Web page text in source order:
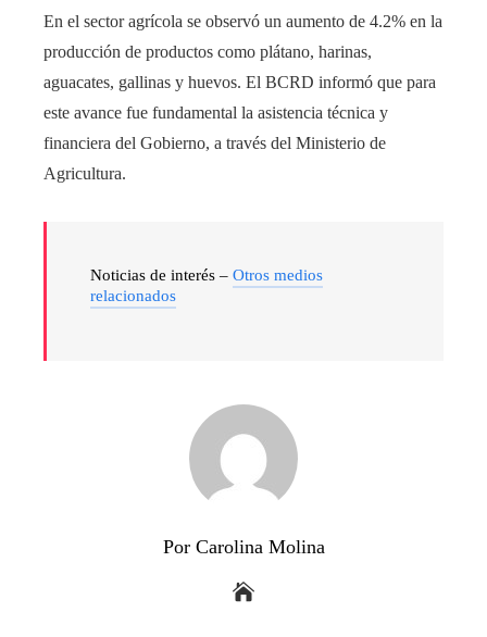
En el sector agrícola se observó un aumento de 4.2% en la
producción de productos como plátano, harinas,
aguacates, gallinas y huevos. El BCRD informó que para
este avance fue fundamental la asistencia técnica y
financiera del Gobierno, a través del Ministerio de
Agricultura.
Noticias de interés – Otros medios
relacionados
Por Carolina Molina